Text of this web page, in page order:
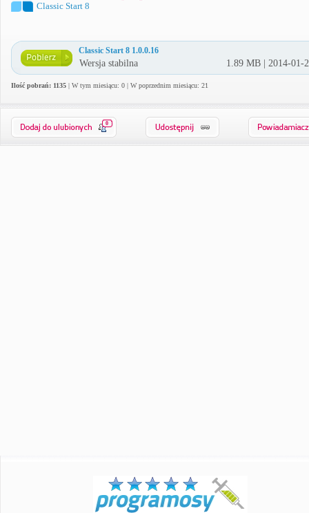
Classic Start 8
Classic Start 8 1.0.0.16
Wersja stabilna 1.89 MB | 2014-01-
Ilość pobrań: 1135 | W tym miesiącu: 0 | W poprzednim miesiącu: 21
0